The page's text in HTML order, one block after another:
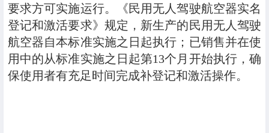
要求方可实施运行。《民用无人驾驶航空器实名
登记和激活要求》规定，新生产的民用无人驾驶
航空器自本标准实施之日起执行；已销售并在使
用中的从标准实施之日起第13个月开始执行，确
保使用者有充足时间完成补登记和激活操作。